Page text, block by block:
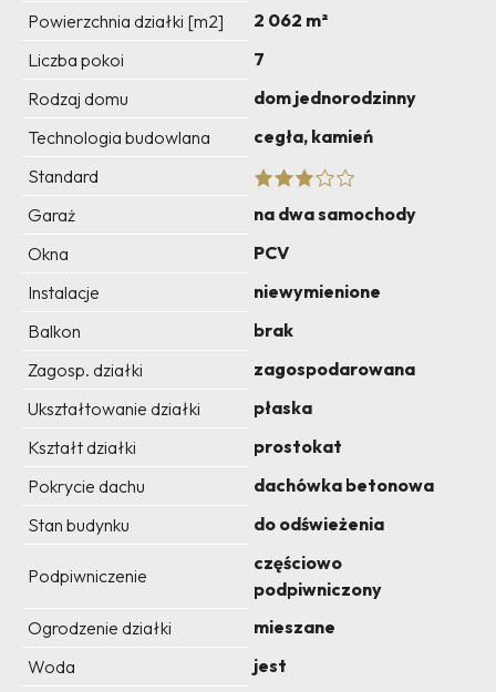
Powierzchnia działki [m2]
2 062 m²
Liczba pokoi
7
Rodzaj domu
dom jednorodzinny
Technologia budowlana
cegła, kamień
Standard
Garaż
na dwa samochody
Okna
PCV
Instalacje
niewymienione
Balkon
brak
Zagosp. działki
zagospodarowana
Ukształtowanie działki
płaska
Kształt działki
prostokat
Pokrycie dachu
dachówka betonowa
Stan budynku
do odświeżenia
Podpiwniczenie
częściowo
podpiwniczony
Ogrodzenie działki
mieszane
Woda
jest